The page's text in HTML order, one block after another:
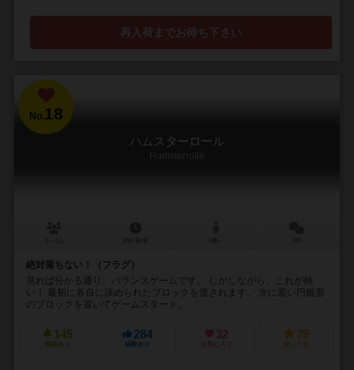
再入荷までお待ち下さい
No.18
ハムスターロール
Hamsterrolle
絶対落ちない！（フラグ）
見れば分かる通り、バランスゲームです。 しかしながら、これが熱
い！ 最初に各自に決められたブロックを渡されます。 次に黒い円錐形
のブロックを置いてゲームスタート。 ...
145
興味あり
284
経験あり
32
お気に入り
79
持ってる